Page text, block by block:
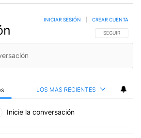
SIGA ESTA
SEGUIR
INICIAR SESIÓN CREAR CUENTA
LOS MÁS RECIENTES
Inicie la conversación